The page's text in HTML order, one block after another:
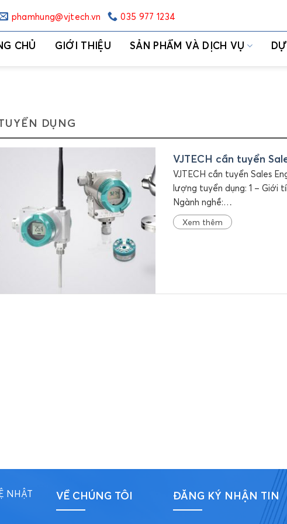
phamhung@vjtech.vn 035 977 1234
CHỦ GIỚI THIỆU SẢN PHẨM VÀ DỊCH VỤ
DỤNG
VJTECH cần tuyển
VJTECH cần tuyển Sales
lượng tuyển dụng: 1 – Giới
Ngành nghề:…
Xem thêm
NHẬT
VỀ CHÚNG TÔI ĐĂNG KÝ NHẬN TIN